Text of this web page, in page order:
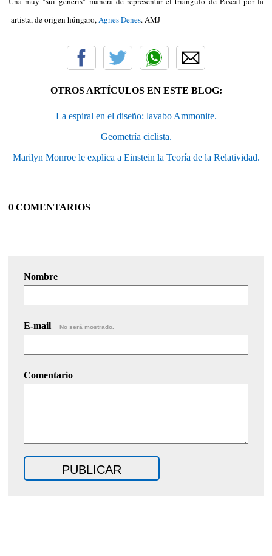
artista, de origen húngaro,Agnes Denes. AMJ
OTROS ARTÍCULOS EN ESTE BLOG:
La espiral en el diseño: lavabo Ammonite.
Geometría ciclista.
Marilyn Monroe le explica a Einstein la Teoría de la Relatividad.
0 COMENTARIOS
Nombre
E-mail No será mostrado.
Comentario